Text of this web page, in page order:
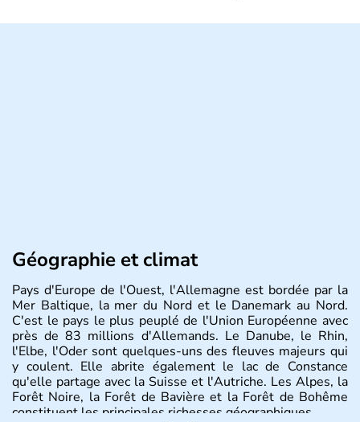
Géographie et climat
Pays d'Europe de l'Ouest, l'Allemagne est bordée par la
Mer Baltique, la mer du Nord et le Danemark au Nord.
C'est le pays le plus peuplé de l'Union Européenne avec
près de 83 millions d'Allemands. Le Danube, le Rhin,
l'Elbe, l'Oder sont quelques-uns des fleuves majeurs qui
y coulent. Elle abrite également le lac de Constance
qu'elle partage avec la Suisse et l'Autriche. Les Alpes, la
Forêt Noire, la Forêt de Bavière et la Forêt de Bohême
constituent les principales richesses géographiques.